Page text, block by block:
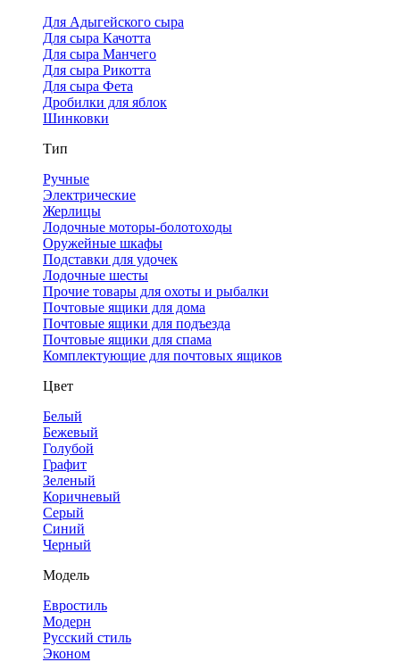
Для Адыгейского сыра
Для сыра Качотта
Для сыра Манчего
Для сыра Рикотта
Для сыра Фета
Дробилки для яблок
Шинковки
Тип
Ручные
Электрические
Жерлицы
Лодочные моторы-болотоходы
Оружейные шкафы
Подставки для удочек
Лодочные шесты
Прочие товары для охоты и рыбалки
Почтовые ящики для дома
Почтовые ящики для подъезда
Почтовые ящики для спама
Комплектующие для почтовых ящиков
Цвет
Белый
Бежевый
Голубой
Графит
Зеленый
Коричневый
Серый
Синий
Черный
Модель
Евростиль
Модерн
Русский стиль
Эконом